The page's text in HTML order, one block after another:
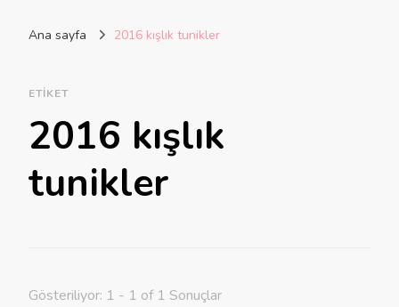
Ana sayfa 2016 kışlık tunikler
ETIKET
2016 kışlık
tunikler
Gösteriliyor: 1 - 1 of 1 Sonuçlar